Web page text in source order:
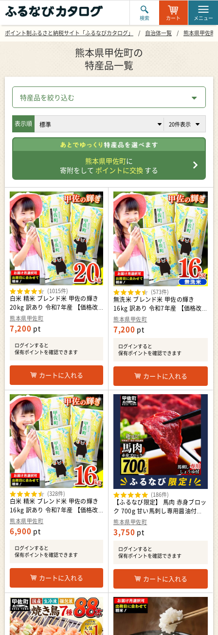
検索 カート メニュー
ポイント制ふるさと納税サイト「ふるなびカタログ」 自治体一覧 熊本県甲佐町
熊本県甲佐町の
特産品一覧
特産品を絞り込む
表示順
熊本県甲佐町に
寄附をして ポイントに交換 する
熊本県甲佐町
白米 精米 ブレンド米 甲佐の輝き
20kg 訳あり 令和7年産 【価格改
定ZS】
(1015件)
7,200 pt
ログインすると
保有ポイントを確認できます
カートに入れる
熊本県甲佐町
無洗米 ブレンド米 甲佐の輝き
16kg 訳あり 令和7年産 【価格改定
ZP】
(573件)
7,200 pt
ログインすると
保有ポイントを確認できます
カートに入れる
熊本県甲佐町
白米 精米 ブレンド米 甲佐の輝き
16kg 訳あり 令和7年産 【価格改
定ZP】
(328件)
6,900 pt
ログインすると
保有ポイントを確認できます
カートに入れる
熊本県甲佐町
【ふるなび限定】 馬肉 赤身ブロッ
ク 700g 甘い馬刺し専用醤油付
き！ 加熱調理済みで安心安全！ 低
温加熱で甘みと旨味がUP！ 【価
格改定ZA】 FN-Limited-PR
(186件)
3,750 pt
ログインすると
保有ポイントを確認できます
カートに入れる